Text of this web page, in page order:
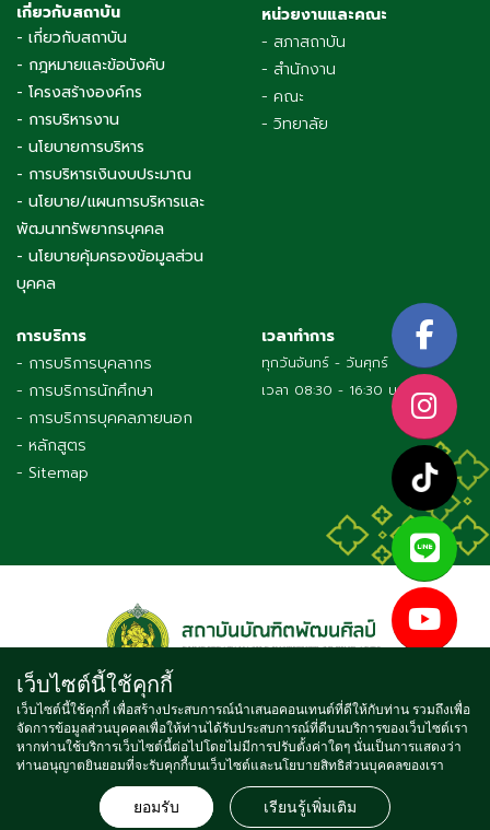
เกี่ยวกับสถาบัน
- เกี่ยวกับสถาบัน
- กฎหมายและข้อบังคับ
- โครงสร้างองค์กร
- การบริหารงาน
- นโยบายการบริหาร
- การบริหารเงินงบประมาณ
- นโยบาย/แผนการบริหารและ
พัฒนาทรัพยากรบุคคล
- นโยบายคุ้มครองข้อมูลส่วน
บุคคล
หน่วยงานและคณะ
- สภาสถาบัน
- สำนักงาน
- คณะ
- วิทยาลัย
การบริการ
- การบริการบุคลากร
- การบริการนักศึกษา
- การบริการบุคคลภายนอก
- หลักสูตร
- Sitemap
เวลาทำการ
ทุกวันจันทร์ - วันศุกร์
เวลา 08:30 - 16:30 น.
Copyright © 2021 BUNDITPATANASILPA INSTITUTE OF FINE
ARTS, ALL RIGHTS RESERVED
จำนวนผู้เข้าชม ตั้งแต่วันที่ 16 พ.ค. 2564
4 7 4
เว็บไซต์นี้ใช้คุกกี้
เว็บไซต์นี้ใช้คุกกี้ เพื่อสร้างประสบการณ์นำเสนอคอนเทนต์ที่ดีให้กับท่าน รวมถึงเพื่อ
จัดการข้อมูลส่วนบุคคลเพื่อให้ท่านได้รับประสบการณ์ที่ดีบนบริการของเว็บไซต์เรา
หากท่านใช้บริการเว็บไซต์นี้ต่อไปโดยไม่มีการปรับตั้งค่าใดๆ นั่นเป็นการแสดงว่า
ท่านอนุญาตยินยอมที่จะรับคุกกี้บนเว็บไซต์และนโยบายสิทธิส่วนบุคคลของเรา
ยอมรับ เรียนรู้เพิ่มเติม